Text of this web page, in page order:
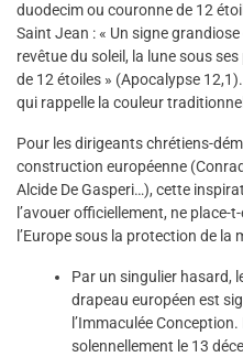
duodecim ou couronne de 12
Saint Jean : « Un signe
revêtue du soleil, la lune sous
de 12 étoiles » (Apocalypse
qui rappelle la couleur
Pour les dirigeants chrétiens-
construction européenne
Alcide De Gasperi…), cette
l’avouer officiellement, ne place-
l’Europe sous la protection de la
Par un singulier hasard,
drapeau européen est
l’Immaculée
solennellement le 13